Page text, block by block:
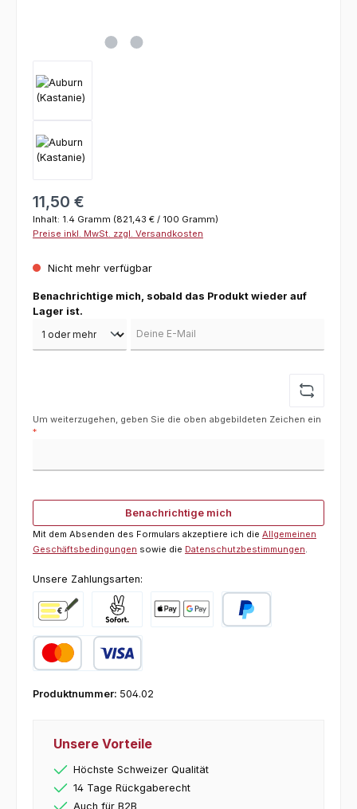
Regulärer Preis:
11,50 €
Inhalt: 1.4 Gramm (821,43 € / 100 Gramm)
Preise inkl. MwSt. zzgl. Versandkosten
Nicht mehr verfügbar
Benachrichtige mich, sobald das Produkt wieder auf
Lager ist.
Um weiterzugehen, geben Sie die oben abgebildeten Zeichen ein
*
Benachrichtige mich
Mit dem Absenden des Formulars akzeptiere ich die Allgemeinen
Geschäftsbedingungen sowie die Datenschutzbestimmungen
Unsere Zahlungsarten:
Vorkasse Pay with Klarna
Produktnummer: 504.02
Unsere Vorteile
Höchste Schweizer Qualität
14 Tage Rückgaberecht
Auch für B2B